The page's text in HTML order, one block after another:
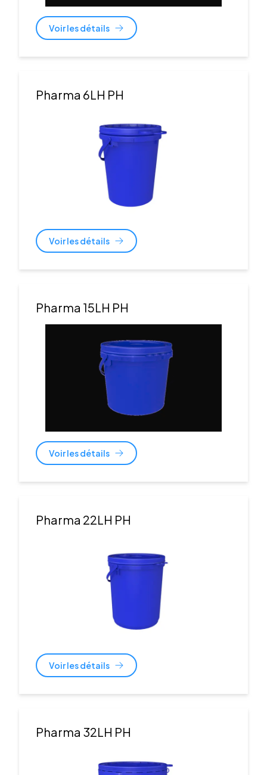
Voir les détails
Pharma 6LH PH
Voir les détails
Pharma 15LH PH
Voir les détails
Pharma 22LH PH
Voir les détails
Pharma 32LH PH